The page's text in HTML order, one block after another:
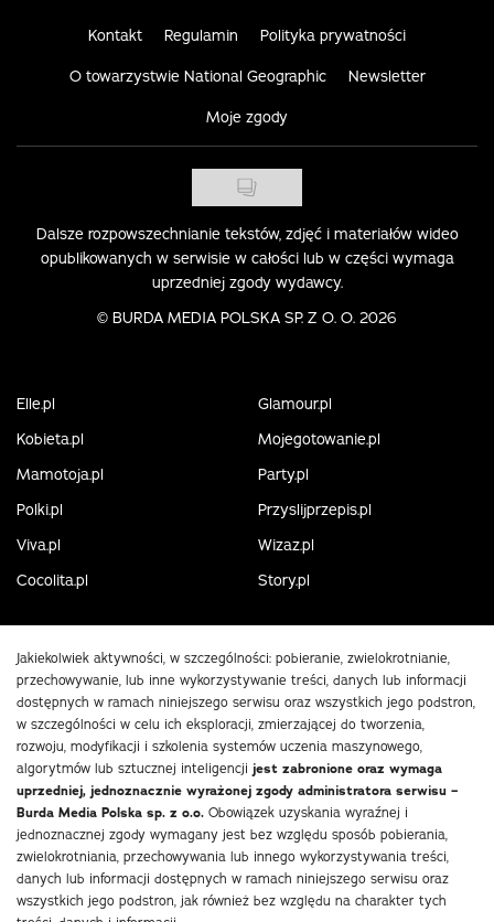
Kontakt Regulamin Polityka prywatności
O towarzystwie National Geographic Newsletter
Moje zgody
Dalsze rozpowszechnianie tekstów, zdjęć i materiałów wideo
opublikowanych w serwisie w całości lub w części wymaga
uprzedniej zgody wydawcy.
© BURDA MEDIA POLSKA SP. Z O. O. 2026
Elle.pl
Glamour.pl
Kobieta.pl
Mojegotowanie.pl
Mamotoja.pl
Party.pl
Polki.pl
Przyslijprzepis.pl
Viva.pl
Wizaz.pl
Cocolita.pl
Story.pl
Jakiekolwiek aktywności, w szczególności: pobieranie, zwielokrotnianie,
przechowywanie, lub inne wykorzystywanie treści, danych lub informacji
dostępnych w ramach niniejszego serwisu oraz wszystkich jego podstron,
w szczególności w celu ich eksploracji, zmierzającej do tworzenia,
rozwoju, modyfikacji i szkolenia systemów uczenia maszynowego,
algorytmów lub sztucznej inteligencji jest zabronione oraz wymaga
uprzedniej, jednoznacznie wyrażonej zgody administratora serwisu –
Burda Media Polska sp. z o.o. Obowiązek uzyskania wyraźnej i
jednoznacznej zgody wymagany jest bez względu sposób pobierania,
zwielokrotniania, przechowywania lub innego wykorzystywania treści,
danych lub informacji dostępnych w ramach niniejszego serwisu oraz
wszystkich jego podstron, jak również bez względu na charakter tych